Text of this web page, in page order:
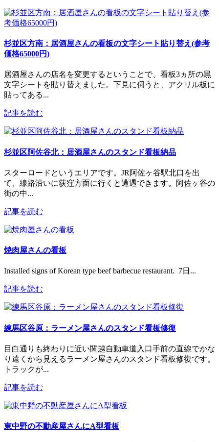
杉並区方南：居酒屋さんの看板の文字シート貼り替え(参考
価格65000円)
居酒屋さんの店名を変更するということで、看板3ヵ所の黒
文字シートを貼り替えました。下見に伺うと、アクリル板に
貼ってある...
記事を読む
杉並区阿佐谷北：居酒屋さんのスタンド看板納品
スターロードというエリアです。JR阿佐ヶ谷駅北口を出
て、線路沿いに荻窪方面に行くと遭遇できます。阿佐ヶ谷の
街の中...
記事を読む
焼肉屋さんの看板
Installed signs of Korean type beef barbecue restaurant. 7日...
記事を読む
練馬区谷原：ラーメン屋さんのスタンド看板修復
目白通りも終わりに近い関越自動車道入口手前の直線でかな
り遠くから見えるラーメン屋さんのスタンド看板修復です。
トラックが...
記事を読む
東中野の不動産屋さんにA型看板